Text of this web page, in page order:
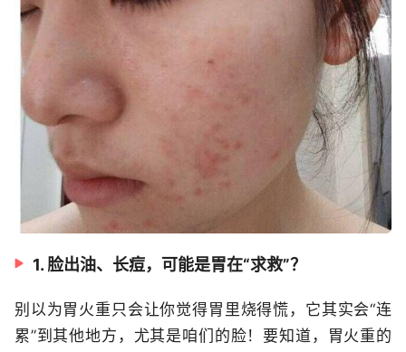
1. 脸出油、长痘，可能是胃在“求救”？
别以为胃火重只会让你觉得胃里烧得慌，它其实会“连
累”到其他地方，尤其是咱们的脸！要知道，胃火重的